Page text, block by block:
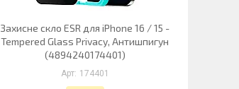
Захисне скло ESR для iPhone 16 / 15 -
Tempered Glass Privacy, Антишпигун
(4894240174401)
174401